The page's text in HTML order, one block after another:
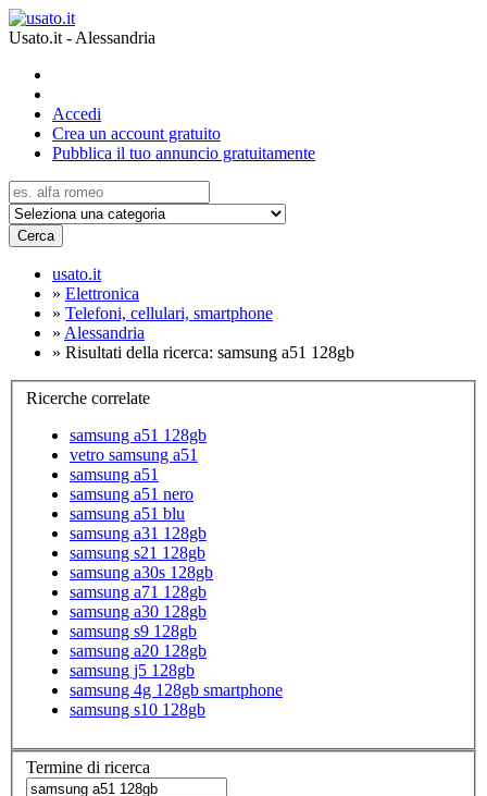
Usato.it - Alessandria
Accedi
Crea un account gratuito
Pubblica il tuo annuncio gratuitamente
Cerca
usato.it
» Elettronica
» Telefoni, cellulari, smartphone
» Alessandria
» Risultati della ricerca: samsung a51 128gb
Ricerche correlate
samsung a51 128gb
vetro samsung a51
samsung a51
samsung a51 nero
samsung a51 blu
samsung a31 128gb
samsung s21 128gb
samsung a30s 128gb
samsung a71 128gb
samsung a30 128gb
samsung s9 128gb
samsung a20 128gb
samsung j5 128gb
samsung 4g 128gb smartphone
samsung s10 128gb
Termine di ricerca